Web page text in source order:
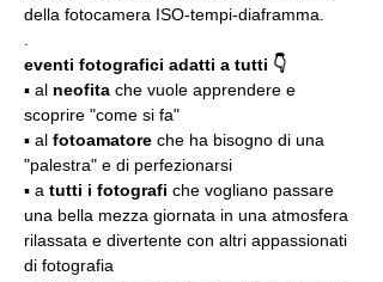
della fotocamera ISO-tempi-diaframma.
eventi fotografici adatti a tutti 👇
▪️ al neofita che vuole apprendere e
scoprire "come si fa"
▪️ al fotoamatore che ha bisogno di una
"palestra" e di perfezionarsi
▪️ a tutti i fotografi che vogliano passare
una bella mezza giornata in una atmosfera
rilassata e divertente con altri appassionati
di fotografia